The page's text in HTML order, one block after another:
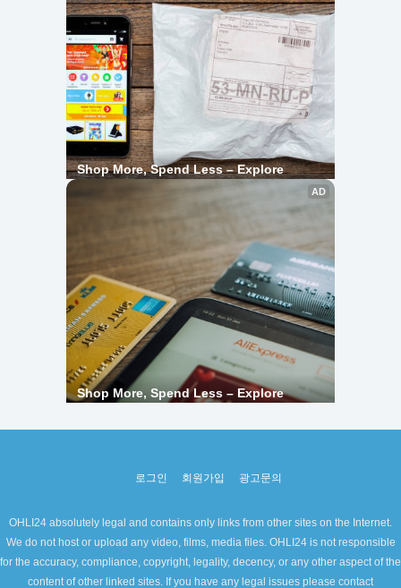
로그인 회원가입 광고문의
OHLI24 absolutely legal and contains only links from other sites on the Internet.
We do not host or upload any video, films, media files. OHLI24 is not responsible
for the accuracy, compliance, copyright, legality, decency, or any other aspect of the
content of other linked sites. If you have any legal issues please contact